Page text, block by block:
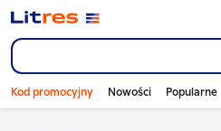
Kod promocyjny Nowości Popularne